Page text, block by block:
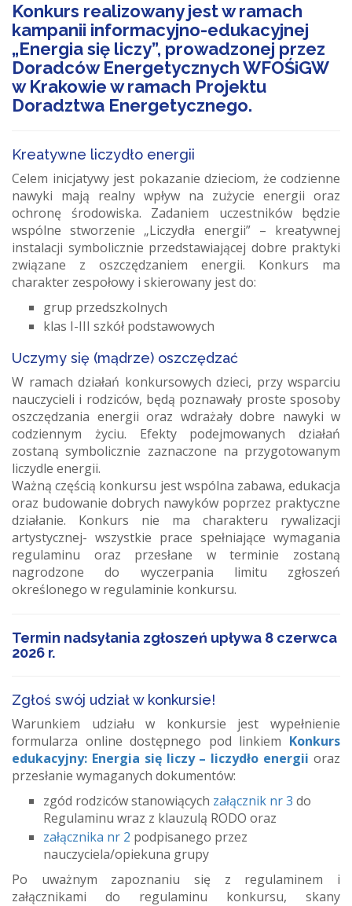
Konkurs realizowany jest w ramach
kampanii informacyjno-edukacyjnej
„Energia się liczy”, prowadzonej przez
Doradców Energetycznych WFOŚiGW
w Krakowie w ramach Projektu
Doradztwa Energetycznego.
Kreatywne liczydło energii
Celem inicjatywy jest pokazanie dzieciom, że codzienne
nawyki mają realny wpływ na zużycie energii oraz
ochronę środowiska. Zadaniem uczestników będzie
wspólne stworzenie „Liczydła energii” – kreatywnej
instalacji symbolicznie przedstawiającej dobre praktyki
związane z oszczędzaniem energii. Konkurs ma
charakter zespołowy i skierowany jest do:
grup przedszkolnych
klas I-III szkół podstawowych
Uczymy się (mądrze) oszczędzać
W ramach działań konkursowych dzieci, przy wsparciu
nauczycieli i rodziców, będą poznawały proste sposoby
oszczędzania energii oraz wdrażały dobre nawyki w
codziennym życiu. Efekty podejmowanych działań
zostaną symbolicznie zaznaczone na przygotowanym
liczydle energii.
Ważną częścią konkursu jest wspólna zabawa, edukacja
oraz budowanie dobrych nawyków poprzez praktyczne
działanie. Konkurs nie ma charakteru rywalizacji
artystycznej- wszystkie prace spełniające wymagania
regulaminu oraz przesłane w terminie zostaną
nagrodzone do wyczerpania limitu zgłoszeń
określonego w regulaminie konkursu.
Termin nadsyłania zgłoszeń upływa 8 czerwca
2026 r.
Zgłoś swój udział w konkursie!
Warunkiem udziału w konkursie jest wypełnienie
formularza online dostępnego pod linkiem Konkurs
edukacyjny: Energia się liczy – liczydło energii oraz
przesłanie wymaganych dokumentów:
zgód rodziców stanowiących załącznik nr 3 do
Regulaminu wraz z klauzulą RODO oraz
załącznika nr 2 podpisanego przez
nauczyciela/opiekuna grupy
Po uważnym zapoznaniu się z regulaminem i
załącznikami do regulaminu konkursu, skany